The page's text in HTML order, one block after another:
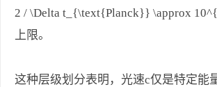
2 / \Delta t_{\text{Planck}} \approx
上限。
这种层级划分表明，光速c仅是特定能